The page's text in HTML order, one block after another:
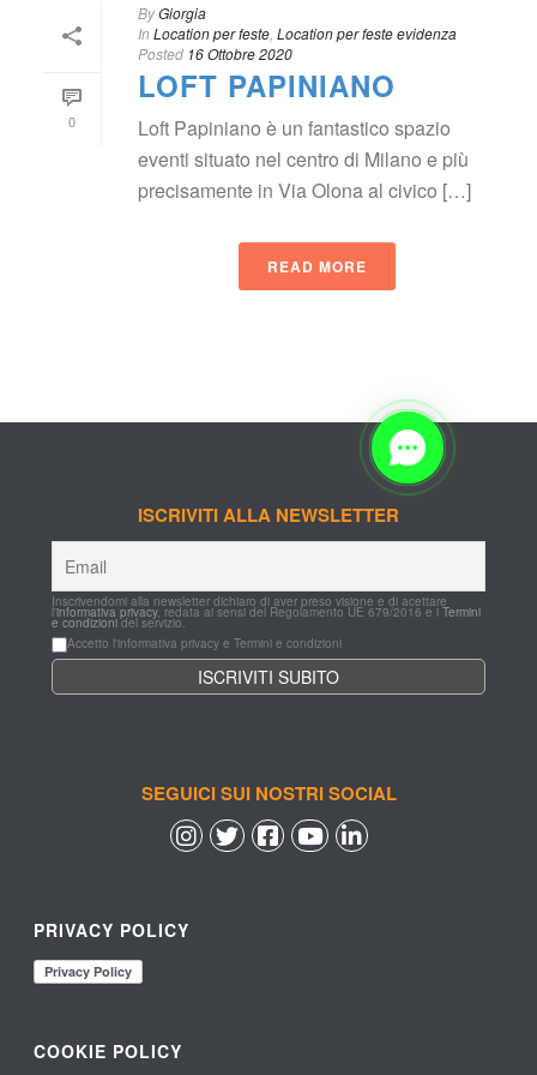
0
ByGiorgia
In Location per feste Location per feste evidenza
Posted 16 Ottobre 2020
LOFT PAPINIANO
Loft Papiniano è un fantastico spazio
eventi situato nel centro di Milano e più
precisamente in Via Olona al civico […]
READ MORE
ISCRIVITI ALLA NEWSLETTER
Inscrivendomi alla newsletter dichiaro di aver preso visione e di acettare
l'informativa privacy, redata ai sensi del Regolamento UE 679/2016 e i Termini
e condizioni del servizio.
Accetto l'informativa privacy e Termini e condizioni
SEGUICI SUI NOSTRI SOCIAL
PRIVACY POLICY
COOKIE POLICY